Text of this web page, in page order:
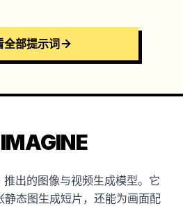
全部提示词
出的图像与视频生成模型。它
静态图生成短片，还能为画面配